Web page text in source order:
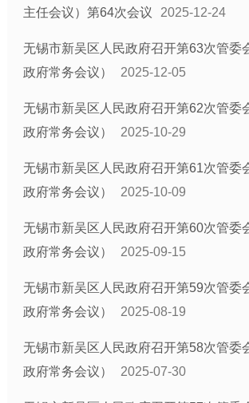
主任会议）第64次会议
2025-12-24
无锡市新吴区人民政府召开第63次管委
政府常务会议）
2025-12-05
无锡市新吴区人民政府召开第62次管委
政府常务会议）
2025-10-29
无锡市新吴区人民政府召开第61次管委
政府常务会议）
2025-10-09
无锡市新吴区人民政府召开第60次管委
政府常务会议）
2025-09-15
无锡市新吴区人民政府召开第59次管委
政府常务会议）
2025-08-19
无锡市新吴区人民政府召开第58次管委
政府常务会议）
2025-07-30